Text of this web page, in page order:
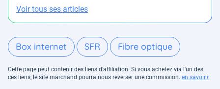
Voir tous ses articles
Box internet SFR Fibre optique
Cette page peut contenir des liens d’affiliation. Si vous achetez via l'un des
ces liens, le site marchand pourra nous reverser une commission. en savoir+